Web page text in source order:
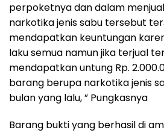
perpoketnya dan dalam
narkotika jenis sabu tersebut
mendapatkan keuntungan
laku semua namun jika terjual
mendapatkan untung Rp.
barang berupa narkotika jenis
bulan yang lalu, ” Pungkasnya
Barang bukti yang berhasil di